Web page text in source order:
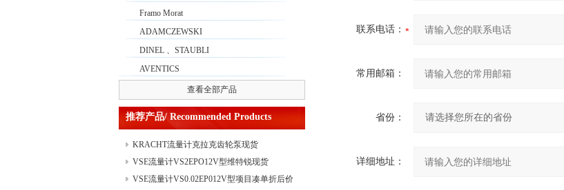
Framo Morat
ADAMCZEWSKI
DINEL 、STAUBLI
AVENTICS
查看全部产品
推荐产品/ Recommended Products
KRACHT流量计克拉克齿轮泵现货
VSE流量计VS2EPO12V型维特锐现货
VSE流量计VS0.02EP012V型项目凑单折后价
联系电话：
常用邮箱：
省份：
详细地址：